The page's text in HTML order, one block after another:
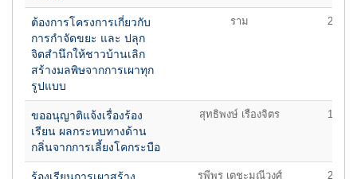
ต้องการโครงการเกี่ยวกับ
การกำจัดขยะ และ ปลุก
จิตสำนึกให้ชาวบ้านเลิก
สร้างมลพิษจากการเผาทุก
รูปแบบ
ราม 29/
ขออนุญาติแจ้งเรื่องร้อง
เรียน ผลกระทบทางด้าน
กลิ่นจากการเลี้ยงโคกระบือ
สุทธิพงษ์ เรืองจิตร 17/
ร้องเรียนการเผาสร้าง
รพีพร เตชะมณีวงศ์ 25/